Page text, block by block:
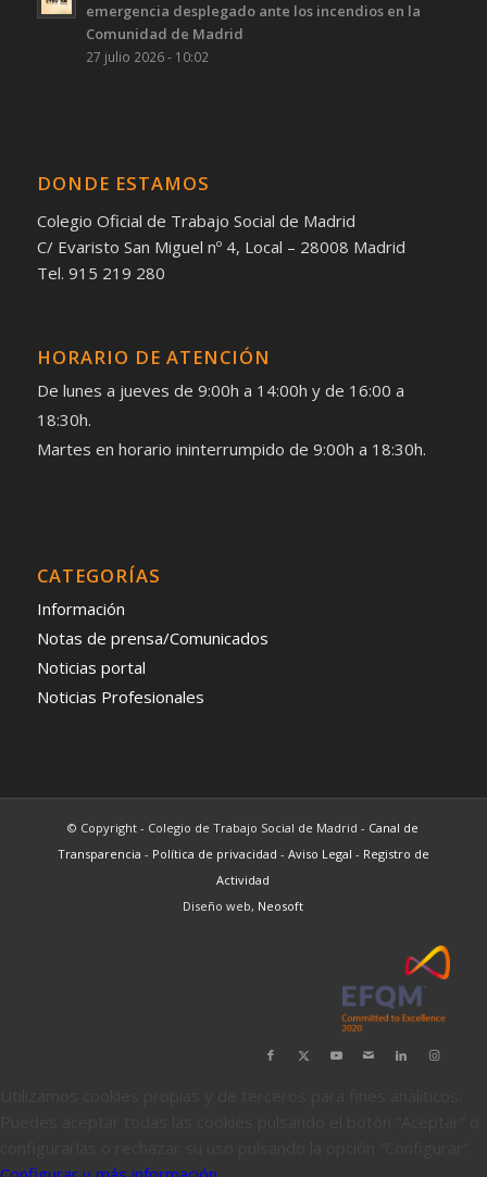
emergencia desplegado ante los incendios en la
Comunidad de Madrid
27 julio 2026 - 10:02
DONDE ESTAMOS
Colegio Oficial de Trabajo Social de Madrid
C/ Evaristo San Miguel nº 4, Local – 28008 Madrid
Tel. 915 219 280
HORARIO DE ATENCIÓN
De lunes a jueves de 9:00h a 14:00h y de 16:00 a
18:30h.
Martes en horario ininterrumpido de 9:00h a 18:30h.
CATEGORÍAS
Información
Notas de prensa/Comunicados
Noticias portal
Noticias Profesionales
© Copyright - Colegio de Trabajo Social de Madrid - Canal de
Transparencia - Política de privacidad - Aviso Legal - Registro de
Actividad
Diseño web, Neosoft